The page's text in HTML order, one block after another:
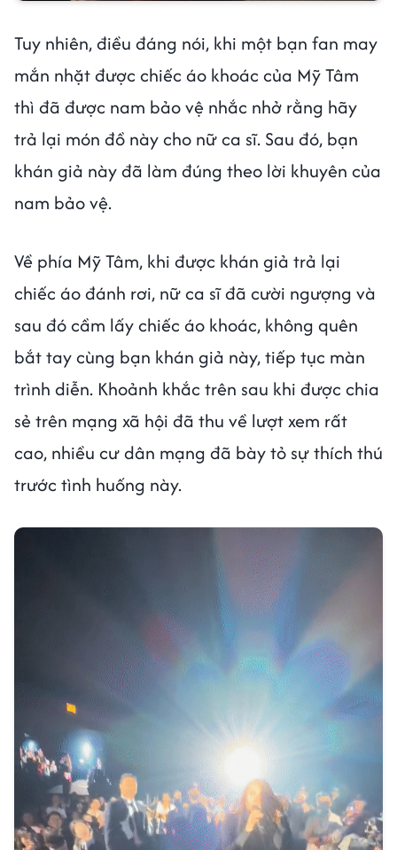
Tuy nhiên, điều đáng nói, khi một bạn fan may
mắn nhặt được chiếc áo khoác của Mỹ Tâm
thì đã được nam bảo vệ nhắc nhở rằng hãy
trả lại món đồ này cho nữ ca sĩ. Sau đó, bạn
khán giả này đã làm đúng theo lời khuyên của
nam bảo vệ.
Về phía Mỹ Tâm, khi được khán giả trả lại
chiếc áo đánh rơi, nữ ca sĩ đã cười ngượng và
sau đó cầm lấy chiếc áo khoác, không quên
bắt tay cùng bạn khán giả này, tiếp tục màn
trình diễn. Khoảnh khắc trên sau khi được chia
sẻ trên mạng xã hội đã thu về lượt xem rất
cao, nhiều cư dân mạng đã bày tỏ sự thích thú
trước tình huống này.